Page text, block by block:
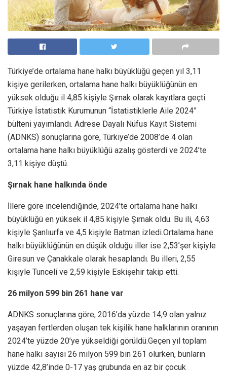
Türkiye’de ortalama hane halkı büyüklüğü geçen yıl 3,11
kişiye gerilerken, ortalama hane halkı büyüklüğünün en
yüksek olduğu il 4,85 kişiyle Şırnak olarak kayıtlara geçti.
Türkiye İstatistik Kurumunun “İstatistiklerle Aile 2024”
bülteni yayımlandı. Adrese Dayalı Nüfus Kayıt Sistemi
(ADNKS) sonuçlarına göre, Türkiye’de 2008’de 4 olan
ortalama hane halkı büyüklüğü azalış gösterdi ve 2024’te
3,11 kişiye düştü.
Şırnak hane halkında önde
İllere göre incelendiğinde, 2024’te ortalama hane halkı
büyüklüğü en yüksek il 4,85 kişiyle Şırnak oldu. Bu ili, 4,63
kişiyle Şanlıurfa ve 4,5 kişiyle Batman izledi.Ortalama hane
halkı büyüklüğünün en düşük olduğu iller ise 2,53’şer kişiyle
Giresun ve Çanakkale olarak hesaplandı. Bu illeri, 2,55
kişiyle Tunceli ve 2,59 kişiyle Eskişehir takip etti.
26 milyon 599 bin 261 hane var
ADNKS sonuçlarına göre, 2016’da yüzde 14,9 olan yalnız
yaşayan fertlerden oluşan tek kişilik hane halklarının oranının
2024’te yüzde 20’ye yükseldiği görüldü.Geçen yıl toplam
hane halkı sayısı 26 milyon 599 bin 261 olurken, bunların
yüzde 42,8’inde 0-17 yaş grubunda en az bir çocuk